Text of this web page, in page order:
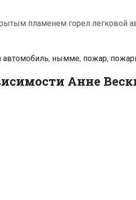
пламенем горел легковой
автомобиль, нымме, пожар,
Анне